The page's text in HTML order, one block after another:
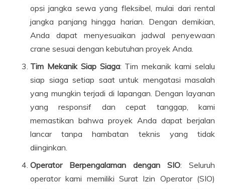
opsi jangka sewa yang fleksibel, mulai dari rental
jangka panjang hingga harian. Dengan demikian,
Anda dapat menyesuaikan jadwal penyewaan
crane sesuai dengan kebutuhan proyek Anda.
Tim Mekanik Siap Siaga: Tim mekanik kami selalu
siap siaga setiap saat untuk mengatasi masalah
yang mungkin terjadi di lapangan. Dengan layanan
yang responsif dan cepat tanggap, kami
memastikan bahwa proyek Anda dapat berjalan
lancar tanpa hambatan teknis yang tidak
diinginkan.
Operator Berpengalaman dengan SIO: Seluruh
operator kami memiliki Surat Izin Operator (SIO)